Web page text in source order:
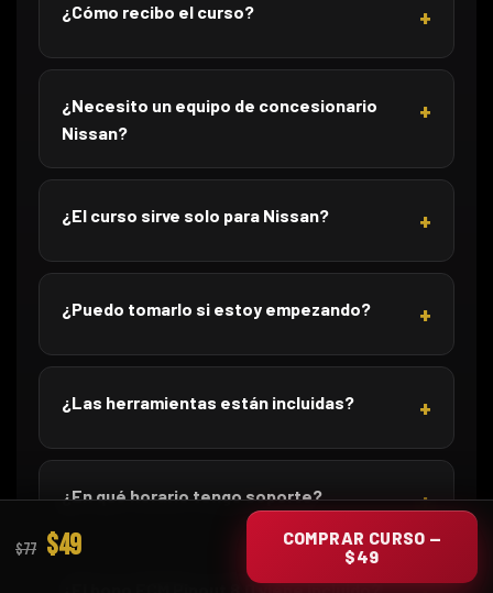
¿Cómo recibo el curso?
¿Necesito un equipo de concesionario
Nissan?
¿El curso sirve solo para Nissan?
¿Puedo tomarlo si estoy empezando?
¿Las herramientas están incluidas?
¿En qué horario tengo soporte?
$77 $49
COMPRAR CURSO —
$49